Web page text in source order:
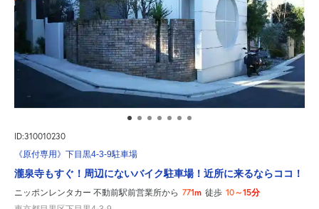
ID:310010230
《原付専用》下目黒4-3-9駐車場
瀧泉寺もすぐ！周辺にないバイク駐車場！近所に来るならココ！
ニッポンレンタカー 不動前駅前営業所から 771m 徒歩 10～15分